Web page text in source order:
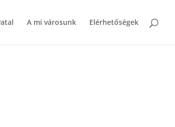
A mi városunk Elérhetőségek